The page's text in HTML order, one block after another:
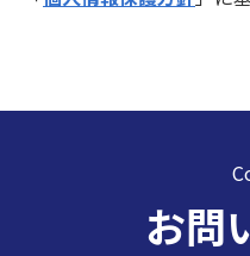
お問